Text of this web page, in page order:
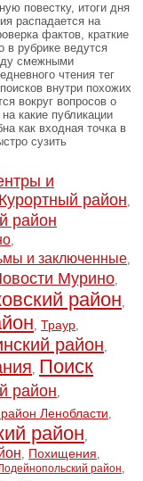
повестку, итоги дня
распадается на
фактов, краткие
в рубрике ведутся
смежными
чтения тег
внутри похожих
вокруг вопросов о
какие публикации
как входная точка в
сузить
и
Курортный район,
район
,
и заключенные,
Мурино,
район,
, Траур,
район,
, Поиск
район,
Ленобласти,
район,
, Похищения,
район,